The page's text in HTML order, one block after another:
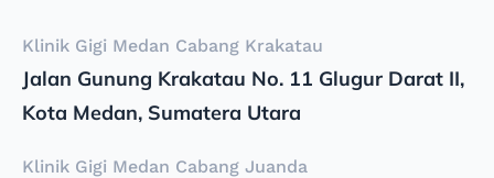
Klinik Gigi Medan Cabang Krakatau
Jalan Gunung Krakatau No. 11 Glugur Darat II,
Kota Medan, Sumatera Utara
Klinik Gigi Medan Cabang Juanda